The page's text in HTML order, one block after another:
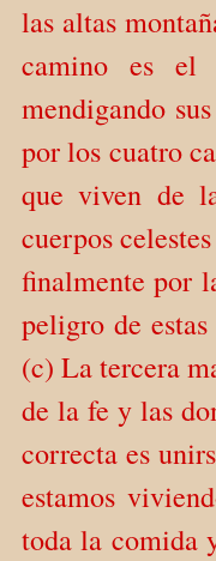
las altas
camino es el
mendigando
por los cuatro
que viven de
cuerpos
finalmente por
peligro de
(c) La tercera
de la fe y las
correcta es
estamos
toda la comida